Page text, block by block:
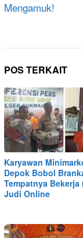
Mengamuk!
POS TERKAIT
Karyawan
Depok Bobol
Tempatnya
Judi Online